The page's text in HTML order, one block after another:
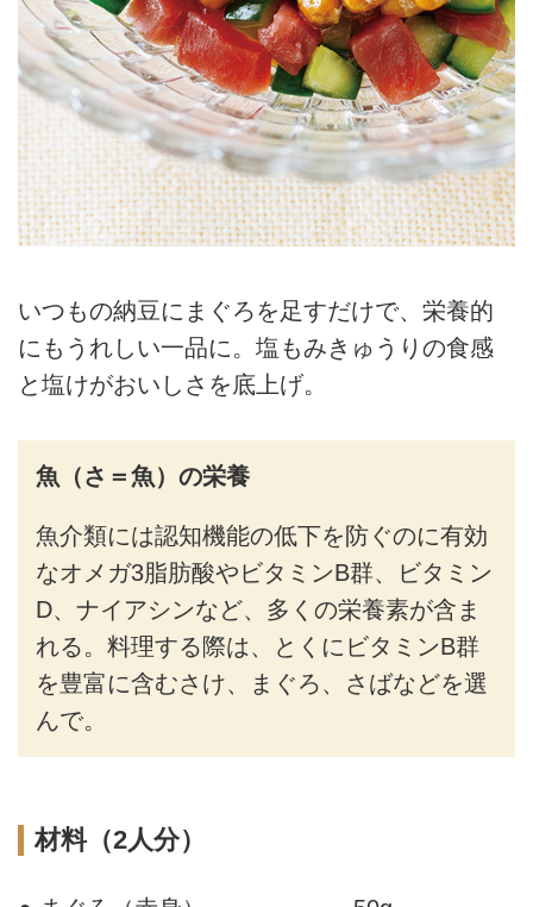
いつもの納豆にまぐろを足すだけで、栄養的
にもうれしい一品に。塩もみきゅうりの食感
と塩けがおいしさを底上げ。
魚（さ＝魚）の栄養
魚介類には認知機能の低下を防ぐのに有効
なオメガ3脂肪酸やビタミンB群、ビタミン
D、ナイアシンなど、多くの栄養素が含ま
れる。料理する際は、とくにビタミンB群
を豊富に含むさけ、まぐろ、さばなどを選
んで。
材料（2人分）